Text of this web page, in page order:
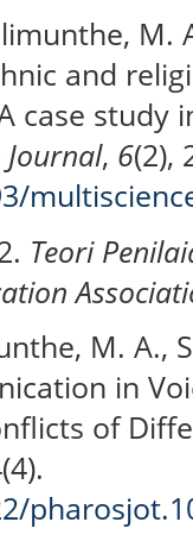
M.
and
case study
, 6(2),
Teori
M. A.,
in
of